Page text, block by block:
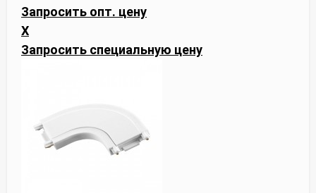
Запросить опт. цену
X
Запросить специальную цену